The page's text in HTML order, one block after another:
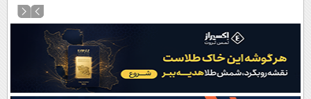
کردن
آرشیو
نظرسنجی
آب و هوا
اوقات شرعی